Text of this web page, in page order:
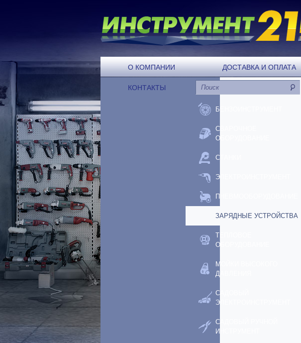
О КОМПАНИИ ДОСТАВКА И ОПЛАТА
КОНТАКТЫ
БЕНЗОИНСТРУМЕНТ
СВАРОЧНОЕ
ОБОРУДОВАНИЕ
СТАНКИ
ЭЛЕКТРОИНСТРУМЕНТ
ПНЕВМООБОРУДОВАНИЕ
ЗАРЯДНЫЕ УСТРОЙСТВА
ТЕПЛОВОЕ
ОБОРУДОВАНИЕ
МОЙКИ ВЫСОКОГО
ДАВЛЕНИЯ
САДОВЫЙ
ЭЛЕКТРОИНСТРУМЕНТ
САДОВЫЙ РУЧНОЙ
ИНСТРУМЕНТ